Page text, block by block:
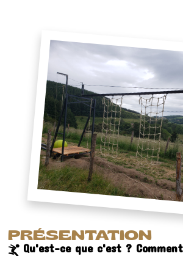
PRÉSENTATION
Qu'est-ce que c'est ?